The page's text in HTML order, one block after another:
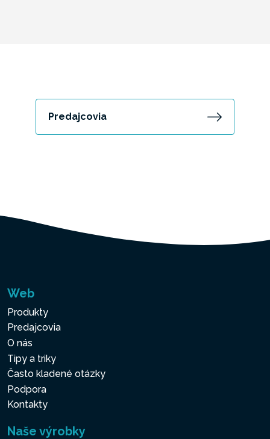
Predajcovia
Web
Produkty
Predajcovia
O nás
Tipy a triky
Často kladené otázky
Podpora
Kontakty
Naše výrobky